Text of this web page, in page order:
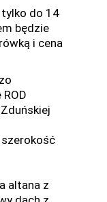
tylko do 14
będzie
i cena
szerokość
altana z